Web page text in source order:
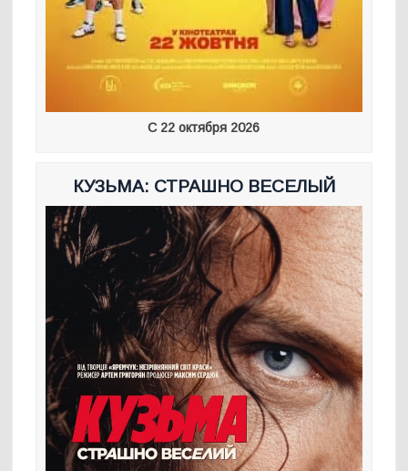
С 22 октября 2026
КУЗЬМА: СТРАШНО ВЕСЕЛЫЙ